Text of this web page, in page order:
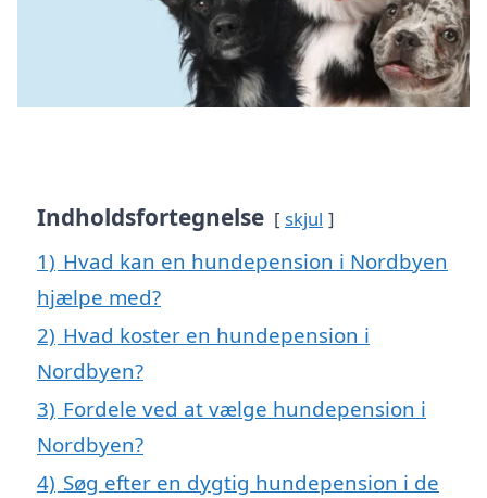
Indholdsfortegnelse skjul
1) Hvad kan en hundepension i Nordbyen
hjælpe med?
2) Hvad koster en hundepension i
Nordbyen?
3) Fordele ved at vælge hundepension i
Nordbyen?
4) Søg efter en dygtig hundepension i de